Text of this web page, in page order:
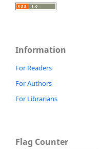
Information
For Readers
For Authors
For Librarians
Flag Counter